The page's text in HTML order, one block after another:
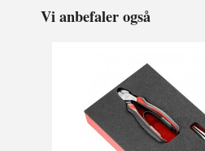
Vi anbefaler også